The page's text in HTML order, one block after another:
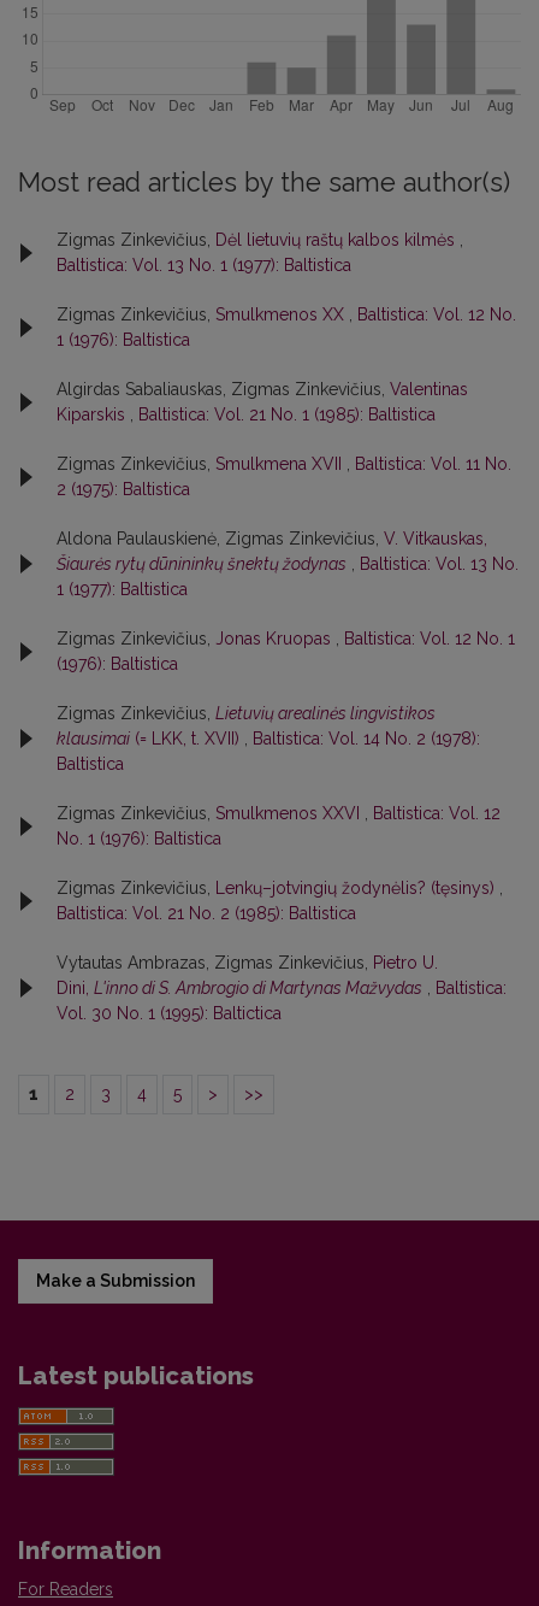
Most read articles by the same author(s)
Zigmas Zinkevičius, Dėl lietuvių raštų kalbos kilmės
Baltistica: Vol. 13 No. 1 (1977): Baltistica
Zigmas Zinkevičius, Smulkmenos XX
Baltistica: Vol. 12 No.
1 (1976): Baltistica
Algirdas Sabaliauskas, Zigmas Zinkevičius, Valentinas
Kiparskis
Baltistica: Vol. 21 No. 1 (1985): Baltistica
Zigmas Zinkevičius, Smulkmena XVII
Baltistica: Vol. 11 No.
2 (1975): Baltistica
Aldona Paulauskienė, Zigmas Zinkevičius, V. Vitkauskas,
Šiaurės rytų dūnininkų šnektų žodynas
Baltistica: Vol. 13 No.
1 (1977): Baltistica
Zigmas Zinkevičius, Jonas Kruopas
Baltistica: Vol. 12 No. 1
(1976): Baltistica
Zigmas Zinkevičius, Lietuvių arealinės lingvistikos
klausimai (= LKK, t. XVII)
Baltistica: Vol. 14 No. 2 (1978):
Baltistica
Zigmas Zinkevičius, Smulkmenos XXVI
Baltistica: Vol. 12
No. 1 (1976): Baltistica
Zigmas Zinkevičius, Lenkų–jotvingių žodynėlis? (tęsinys)
Baltistica: Vol. 21 No. 2 (1985): Baltistica
Vytautas Ambrazas, Zigmas Zinkevičius,
Pietro U.
Dini, L'inno di S. Ambrogio di Martynas Mažvydas
Baltistica:
Vol. 30 No. 1 (1995): Baltictica
1 2 3 4 5 > >>
Make a Submission
Latest publications
Information
For Readers